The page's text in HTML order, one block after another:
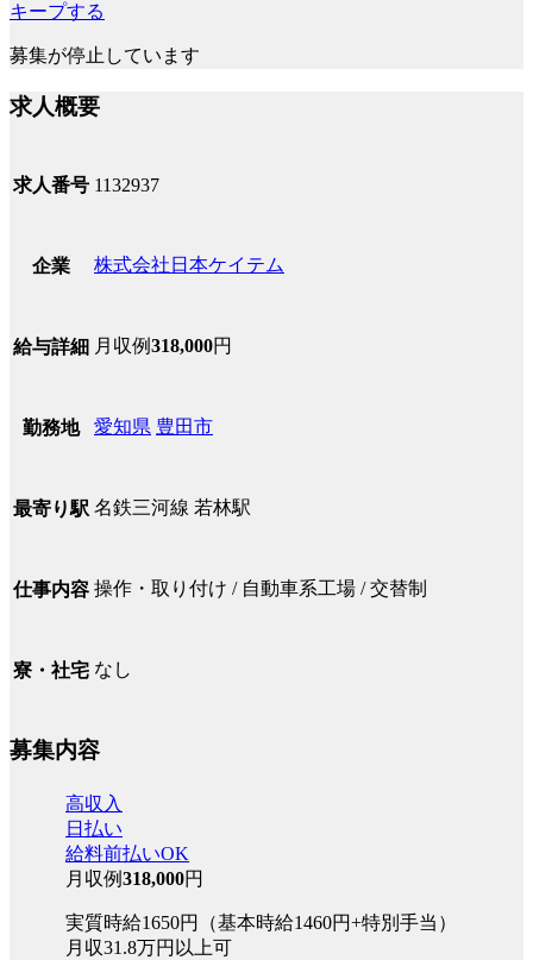
キープする
募集が停止しています
求人概要
求人番号 1132937
企業 株式会社日本ケイテム
給与詳細 月収例318,000円
勤務地 愛知県 豊田市
最寄り駅 名鉄三河線 若林駅
仕事内容 操作・取り付け / 自動車系工場 / 交替制
寮・社宅 なし
募集内容
高収入
日払い
給料前払いOK
月収例318,000円
実質時給1650円（基本時給1460円+特別手当）
月収31.8万円以上可